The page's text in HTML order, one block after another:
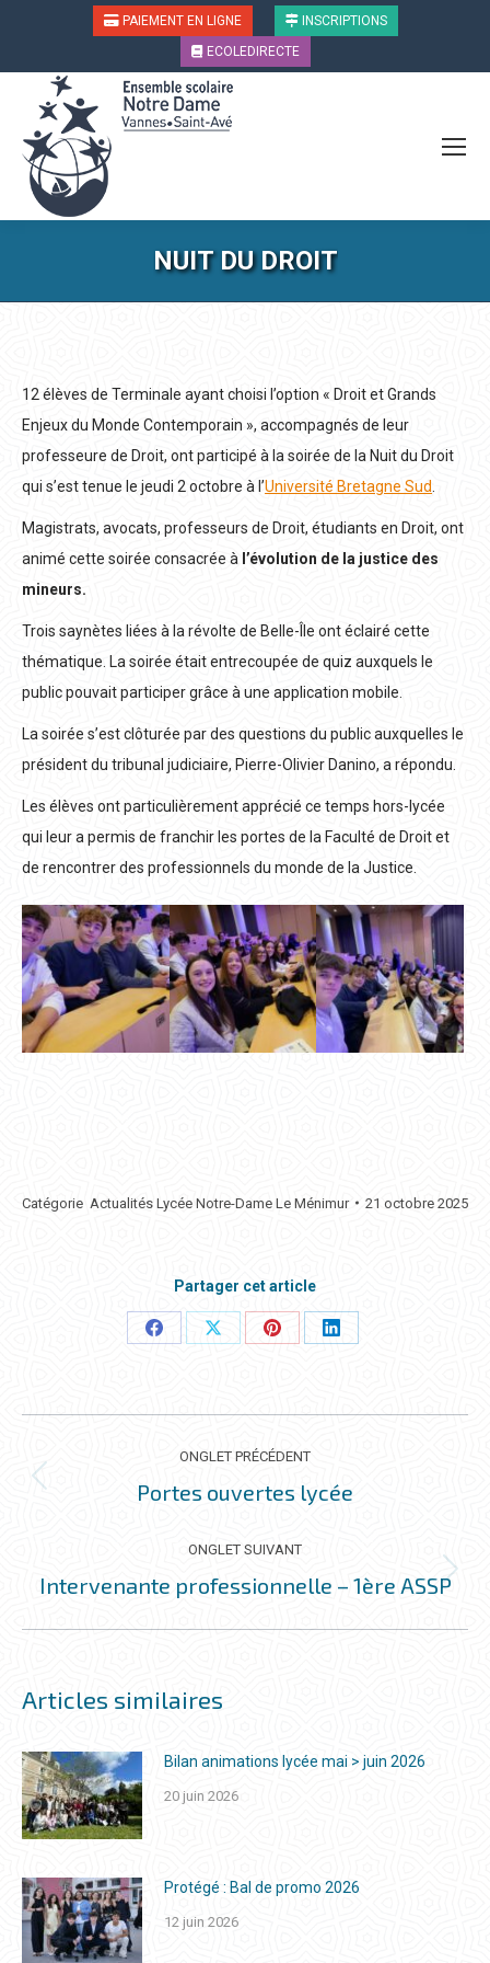
PAIEMENT EN LIGNE
INSCRIPTIONS
ECOLEDIRECTE
NUIT DU DROIT
12 élèves de Terminale ayant choisi l’option « Droit et Grands
Enjeux du Monde Contemporain », accompagnés de leur
professeure de Droit, ont participé à la soirée de la Nuit du Droit
qui s’est tenue le jeudi 2 octobre à l’Université Bretagne Sud
Magistrats, avocats, professeurs de Droit, étudiants en Droit, ont
animé cette soirée consacrée à l’évolution de la justice des
mineurs.
Trois saynètes liées à la révolte de Belle-Île ont éclairé cette
thématique. La soirée était entrecoupée de quiz auxquels le
public pouvait participer grâce à une application mobile.
La soirée s’est clôturée par des questions du public auxquelles le
président du tribunal judiciaire, Pierre-Olivier Danino, a répondu.
Les élèves ont particulièrement apprécié ce temps hors-lycée
qui leur a permis de franchir les portes de la Faculté de Droit et
de rencontrer des professionnels du monde de la Justice.
Catégorie Actualités Lycée Notre-Dame Le Ménimur 21 octobre 2025
Partager cet article
PartagerPartagerPartagerPartager
NAVIGATION
DE
COMMENTAIRE
ONGLET PRÉCÉDENT
Onglet
Portes ouvertes lycée
ONGLET SUIVANT
Onglet
Intervenante professionnelle – 1ère ASSP
Articles similaires
Bilan animations lycée mai > juin 2026
20 juin 2026
Protégé : Bal de promo 2026
12 juin 2026